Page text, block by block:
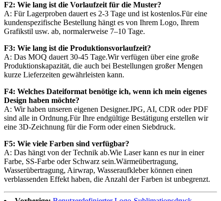
F2: Wie lang ist die Vorlaufzeit für die Muster?
A: Für Lagerproben dauert es 2-3 Tage und ist kostenlos.Für eine
kundenspezifische Bestellung hängt es von Ihrem Logo, Ihrem
Grafikstil usw. ab, normalerweise 7–10 Tage.
F3: Wie lang ist die Produktionsvorlaufzeit?
A: Das MOQ dauert 30-45 Tage.Wir verfügen über eine große
Produktionskapazität, die auch bei Bestellungen großer Mengen
kurze Lieferzeiten gewährleisten kann.
F4: Welches Dateiformat benötige ich, wenn ich mein eigenes
Design haben möchte?
A: Wir haben unseren eigenen Designer.JPG, AI, CDR oder PDF
sind alle in Ordnung.Für Ihre endgültige Bestätigung erstellen wir
eine 3D-Zeichnung für die Form oder einen Siebdruck.
F5: Wie viele Farben sind verfügbar?
A: Das hängt von der Technik ab.Wie Laser kann es nur in einer
Farbe, SS-Farbe oder Schwarz sein.Wärmeübertragung,
Wasserübertragung, Airwrap, Wasseraufkleber können einen
verblassenden Effekt haben, die Anzahl der Farben ist unbegrenzt.